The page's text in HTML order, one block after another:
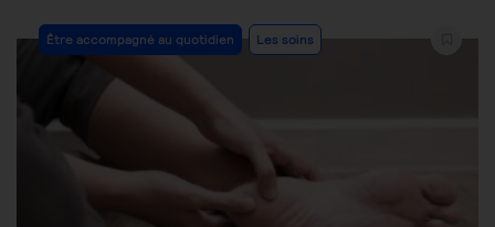
Post
Category:
Être accompagné au quotidien Les soins